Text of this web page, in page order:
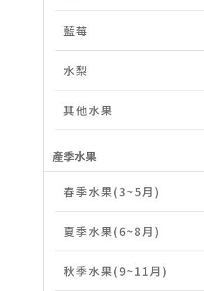
藍莓
水梨
其他水果
產季水果
春季水果(3~5月)
夏季水果(6~8月)
秋季水果(9~11月)